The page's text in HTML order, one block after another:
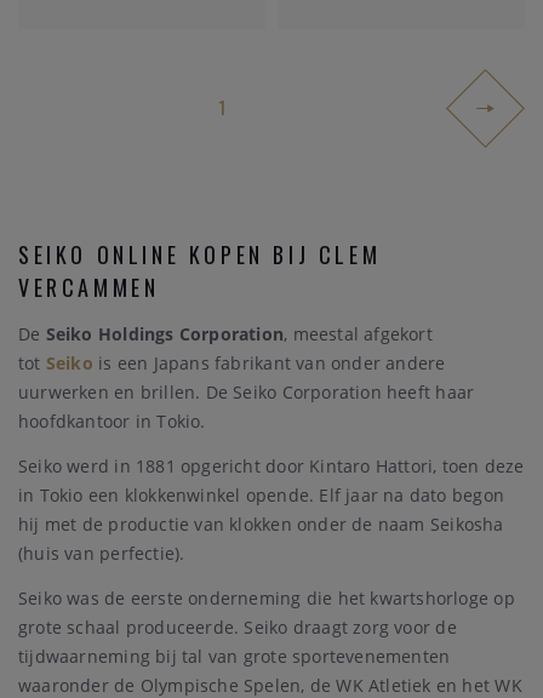
1
SEIKO ONLINE KOPEN BIJ CLEM
VERCAMMEN
De Seiko Holdings Corporation, meestal afgekort
tot Seiko is een Japans fabrikant van onder andere
uurwerken en brillen. De Seiko Corporation heeft haar
hoofdkantoor in Tokio.
Seiko werd in 1881 opgericht door Kintaro Hattori, toen deze
in Tokio een klokkenwinkel opende. Elf jaar na dato begon
hij met de productie van klokken onder de naam Seikosha
(huis van perfectie).
Seiko was de eerste onderneming die het kwartshorloge op
grote schaal produceerde. Seiko draagt zorg voor de
tijdwaarneming bij tal van grote sportevenementen
waaronder de Olympische Spelen, de WK Atletiek en het WK